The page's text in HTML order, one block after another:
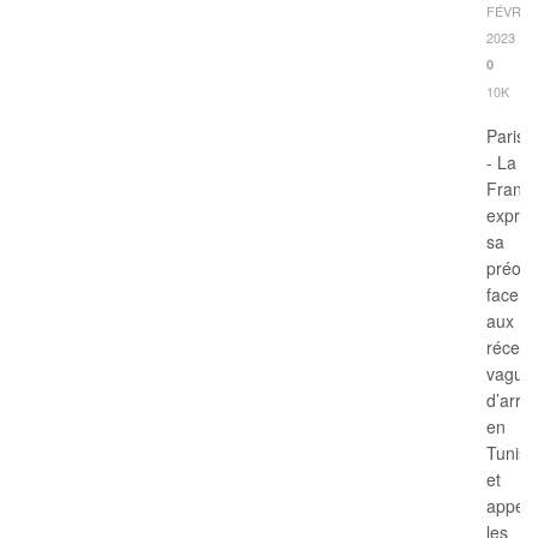
2023
0
10K
Paris
- La
sa
face
aux
en
et
les